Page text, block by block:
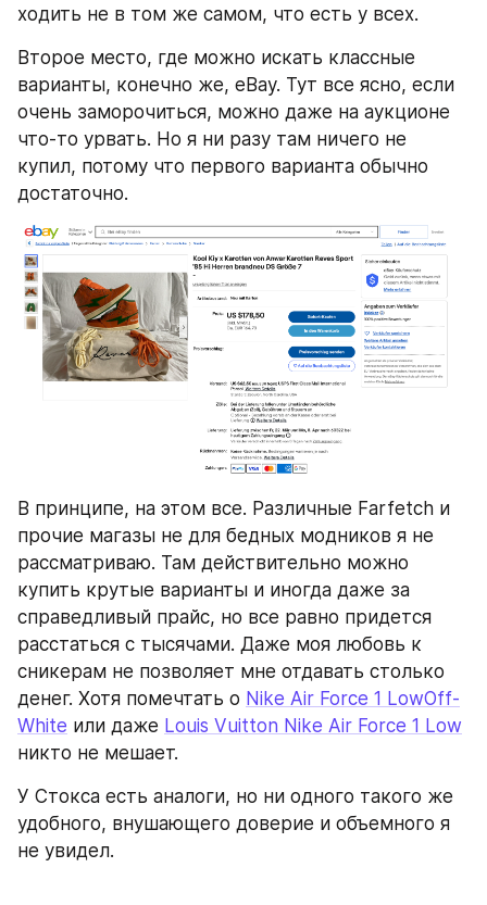
ходить не в том же самом, что есть у всех.
Второе место, где можно искать классные
варианты, конечно же, eBay. Тут все ясно, если
очень заморочиться, можно даже на аукционе
что-то урвать. Но я ни разу там ничего не
купил, потому что первого варианта обычно
достаточно.
В принципе, на этом все. Различные Farfetch и
прочие магазы не для бедных модников я не
рассматриваю. Там действительно можно
купить крутые варианты и иногда даже за
справедливый прайс, но все равно придется
расстаться с тысячами. Даже моя любовь к
сникерам не позволяет мне отдавать столько
денег. Хотя помечтать о Nike Air Force 1 LowOff-
White или даже Louis Vuitton Nike Air Force 1 Low
никто не мешает.
У Стокса есть аналоги, но ни одного такого же
удобного, внушающего доверие и объемного я
не увидел.